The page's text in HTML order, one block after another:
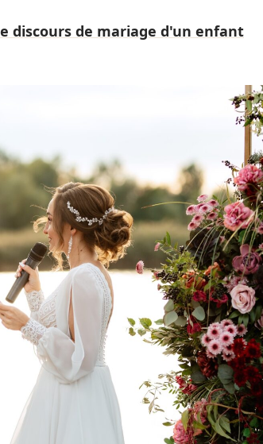
discours de mariage d'un enfant